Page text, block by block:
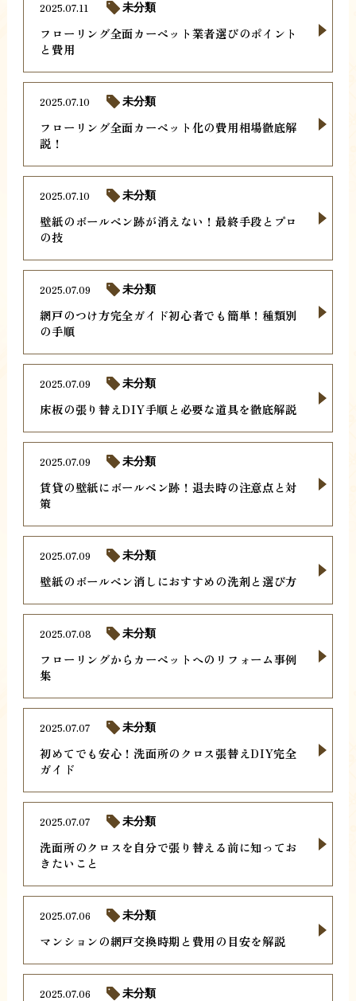
フローリング全面カーペット業者選びのポイント
と費用
2025.07.11 未分類
フローリング全面カーペット化の費用相場徹底解
説！
2025.07.10 未分類
壁紙のボールペン跡が消えない！最終手段とプロ
の技
2025.07.10 未分類
網戸のつけ方完全ガイド初心者でも簡単！種類別
の手順
2025.07.09 未分類
床板の張り替えDIY手順と必要な道具を徹底解説
2025.07.09 未分類
賃貸の壁紙にボールペン跡！退去時の注意点と対
策
2025.07.09 未分類
壁紙のボールペン消しにおすすめの洗剤と選び方
2025.07.09 未分類
フローリングからカーペットへのリフォーム事例
集
2025.07.08 未分類
初めてでも安心！洗面所のクロス張替えDIY完全
ガイド
2025.07.07 未分類
洗面所のクロスを自分で張り替える前に知ってお
きたいこと
2025.07.07 未分類
マンションの網戸交換時期と費用の目安を解説
2025.07.06 未分類
2025.07.06 未分類